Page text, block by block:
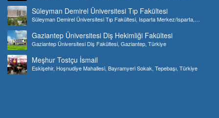
Süleyman Demirel Üniversitesi Tıp Fakültesi
Süleyman Demirel Üniversitesi Tıp Fakültesi, Isparta Merkez/Isparta,
Gaziantep Üniversitesi Diş Hekimliği Fakültesi
Gaziantep Üniversitesi Diş Fakültesi, Gaziantep, Türkiye
Meşhur Tostçu İsmail
Eskişehir, Hoşnudiye Mahallesi, Bayramyeri Sokak, Tepebaşı, Türkiye